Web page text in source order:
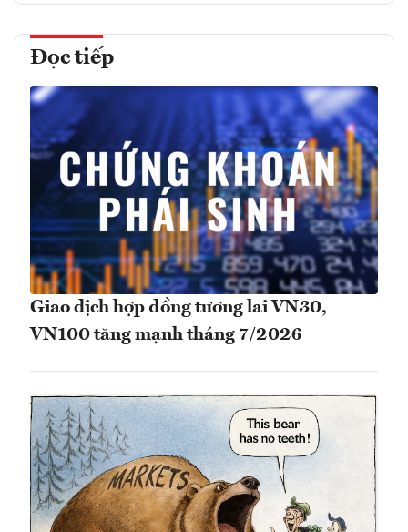
Đọc tiếp
Giao dịch hợp đồng tương lai VN30,
VN100 tăng mạnh tháng 7/2026